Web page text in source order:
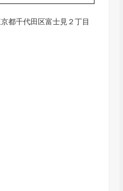
京都千代田区富士見２丁目